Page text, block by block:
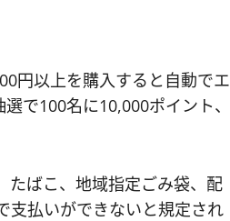
円以上を購入すると自動でエ
で100名に10,000ポイント、
たばこ、地域指定ごみ袋、配
支払いができないと規定され